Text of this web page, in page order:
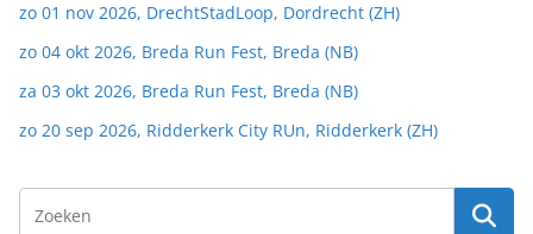
zo 01 nov 2026, DrechtStadLoop, Dordrecht (ZH)
zo 04 okt 2026, Breda Run Fest, Breda (NB)
za 03 okt 2026, Breda Run Fest, Breda (NB)
zo 20 sep 2026, Ridderkerk City RUn, Ridderkerk (ZH)